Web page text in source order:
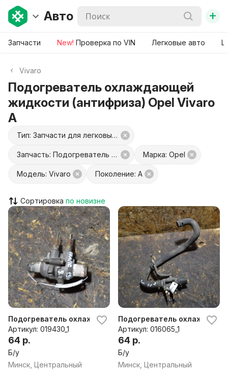
Авто +
Запчасти New! Проверка по VIN Легковые авто
Vivaro
Подогреватель охлаждающей
жидкости (антифриза) Opel Vivaro
A
Тип: Запчасти для легковых авто
Запчасть: Подогреватель охлаждающей жидкости (антифриза) Марка: Opel
Модель: Vivaro Поколение: A
Сортировка
Подогреватель охлаждающей жидкости (антифриза)
Артикул: 019430_1
64 р.
Б/у
Минск, Центральный
Подогреватель
Артикул: 016065_1
64 р.
Б/у
Минск, Центральный